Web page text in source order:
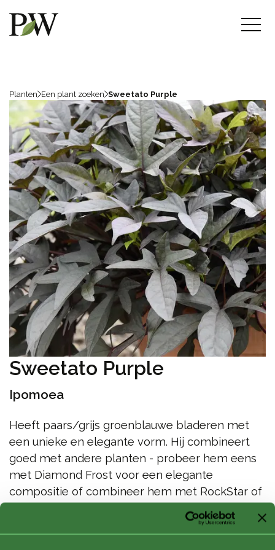
Planten Een plant zoeken Sweetato Purple
Sweetato Purple
Ipomoea
Heeft paars/grijs groenblauwe bladeren met
een unieke en elegante vorm. Hij combineert
goed met andere planten - probeer hem eens
met Diamond Frost voor een elegante
compositie of combineer hem met RockStar of
Desert Gold voor een opvallend effect. Van
bloemperken tot potten of manden, het is de